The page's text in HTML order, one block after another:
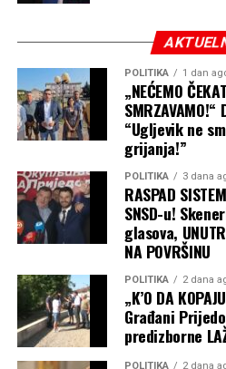
POLITIKA 1 dan
„NEĆEMO
“Ugljevik ne
grijanja!”
POLITIKA 3 dana
RASPAD
SNSD-u!
glasova,
NA POVRŠINU
POLITIKA 2 dana
„K’O DA
Građani
predizborne
POLITIKA 2 dana